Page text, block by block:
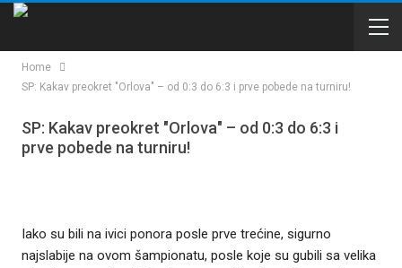
Home
SP: Kakav preokret "Orlova" – od 0:3 do 6:3 i prve pobede na turniru!
SP: Kakav preokret "Orlova" – od 0:3 do 6:3 i
prve pobede na turniru!
Iako su bili na ivici ponora posle prve trećine, sigurno
najslabije na ovom šampionatu, posle koje su gubili sa velika